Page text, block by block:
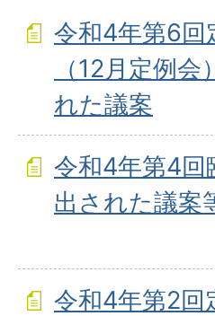
令和4年第6回
（12月定例会
れた議案
令和4年第4回
出された議案
令和4年第2回